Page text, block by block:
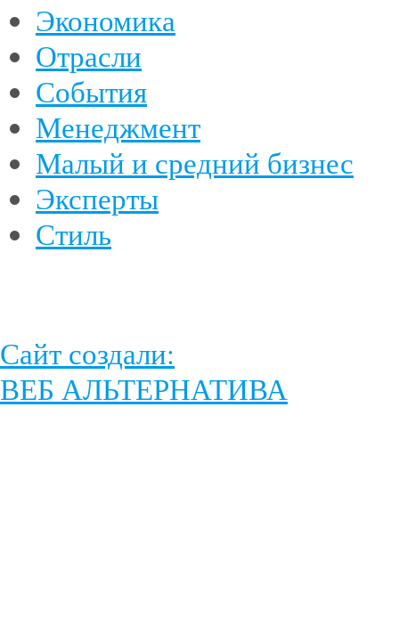
Экономика
Отрасли
События
Менеджмент
Малый и средний бизнес
Эксперты
Стиль
Сайт создали:
ВЕБ АЛЬТЕРНАТИВА